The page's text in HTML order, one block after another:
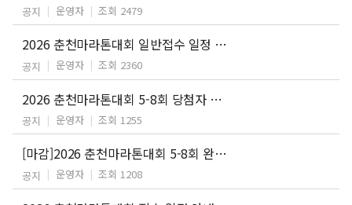
공지 운영자 조회 2479
2026 춘천마라톤대회 일반접수 일정 안내
공지 운영자 조회 2360
2026 춘천마라톤대회 5-8회 당첨자 안내
공지 운영자 조회 1255
[마감]2026 춘천마라톤대회 5-8회 완주자 응모 안내
공지 운영자 조회 1208